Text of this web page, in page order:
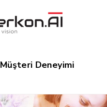
Müşteri Deneyimi